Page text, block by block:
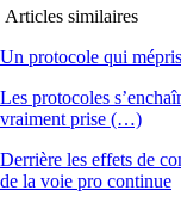
Articles similaires
Un protocole qui
Les protocoles
vraiment prise (…)
Derrière les effets de
de la voie pro continue